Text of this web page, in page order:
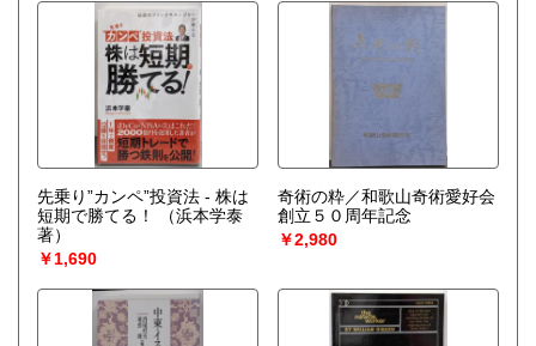
先乗り”カンペ”投資法 - 株は
短期で勝てる！
（浜本学泰
著）
￥1,690
奇術の粋／和歌山奇術愛好会
創立５０周年記念
￥2,980